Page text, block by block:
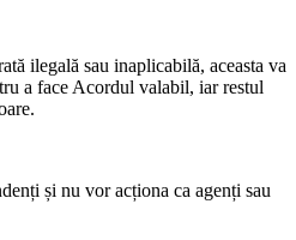
ilegală sau inaplicabilă, aceasta va
a face Acordul valabil, iar restul
și nu vor acționa ca agenți sau